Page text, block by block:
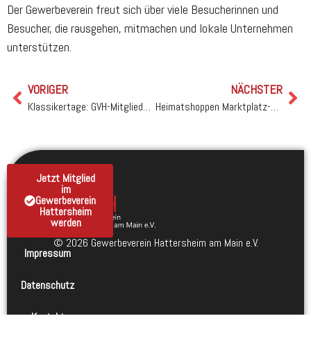
Der Gewerbeverein freut sich über viele Besucherinnen und
Besucher, die rausgehen, mitmachen und lokale Unternehmen
unterstützen.
VORIGER
Klassikertage: GVH-Mitglieder sind beim verkaufsoffenen Sonntag dabei
NÄCHSTER
Heimatshoppen Marktplatz-Party mit DJ Olma
© 2026 Gewerbeverein Hattersheim am Main e.V.
Jetzt Mitglied
im
Gewerbeverein
Hattersheim
werden
Impressum
Datenschutz
Kontakt